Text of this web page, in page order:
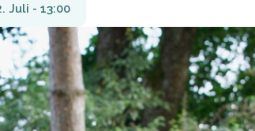
Juli - 13:00